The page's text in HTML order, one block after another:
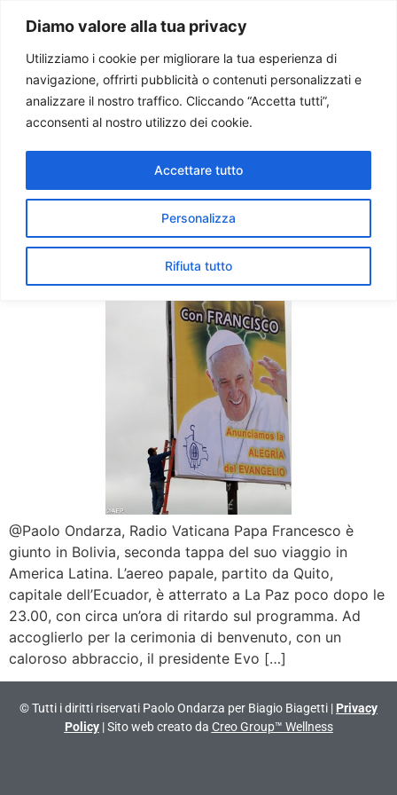
Diamo valore alla tua privacy
Utilizziamo i cookie per migliorare la tua esperienza di
navigazione, offrirti pubblicità o contenuti personalizzati e
analizzare il nostro traffico. Cliccando “Accetta tutti”,
acconsenti al nostro utilizzo dei cookie.
Personalizza
Rifiuta tutto
Accettare tutto
Paolo Ondarza
Tag:padre spinal
Francesco in Bolivia: Chiesa
sia voce profetica per
società più giusta
@Paolo Ondarza, Radio Vaticana Papa Francesco è
giunto in Bolivia, seconda tappa del suo viaggio in
America Latina. L’aereo papale, partito da Quito,
capitale dell’Ecuador, è atterrato a La Paz poco dopo le
23.00, con circa un’ora di ritardo sul programma. Ad
accoglierlo per la cerimonia di benvenuto, con un
caloroso abbraccio, il presidente Evo […]
© Tutti i diritti riservati Paolo Ondarza per Biagio Biagetti | Privacy
Policy| Sito web creato da Creo Group™ Wellness